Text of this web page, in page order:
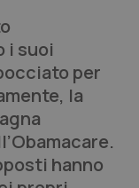
i suoi
per
la
hanno